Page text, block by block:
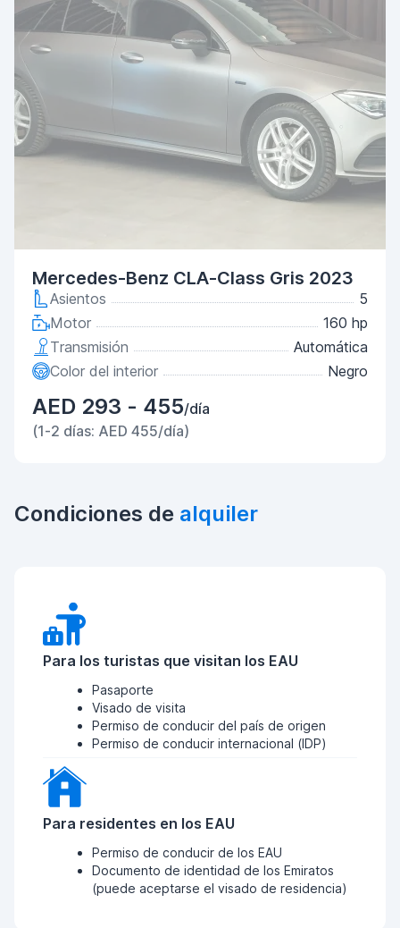
Mercedes-Benz CLA-Class Gris 2023
Asientos
5
Motor
160 hp
Transmisión
Automática
Color del interior
Negro
AED 293 - 455/día
(1-2 días: AED 455/día)
Condiciones de alquiler
Para los turistas que visitan los EAU
Pasaporte
Visado de visita
Permiso de conducir del país de origen
Permiso de conducir internacional (IDP)
Para residentes en los EAU
Permiso de conducir de los EAU
Documento de identidad de los Emiratos
(puede aceptarse el visado de residencia)